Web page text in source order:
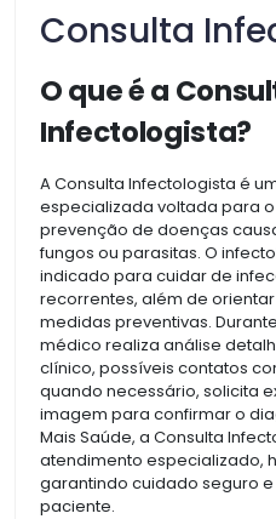
Consulta
O que é a
Infectologista?
A Consulta Infectologista é
especializada voltada para
prevenção de doenças
fungos ou parasitas. O
indicado para cuidar de
recorrentes, além de
medidas preventivas.
médico realiza análise
clínico, possíveis contatos
quando necessário, solicita
imagem para confirmar o
Mais Saúde, a Consulta
atendimento especializado,
garantindo cuidado seguro
paciente.